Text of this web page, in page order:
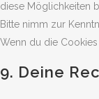
diese Möglichkeiten
Bitte nimm zur
Wenn du die
9. Deine